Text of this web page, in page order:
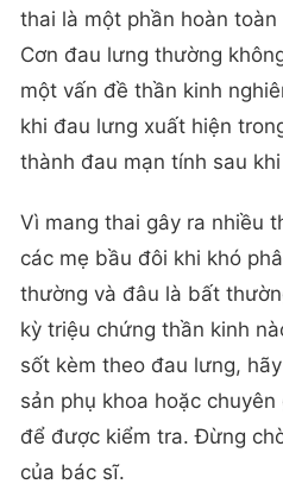
thai là một phần hoàn
Cơn đau lưng thường
một vấn đề thần kinh
khi đau lưng xuất hiện
thành đau mạn tính sau
Vì mang thai gây ra nhiều
các mẹ bầu đôi khi khó
thường và đâu là bất
kỳ triệu chứng thần kinh
sốt kèm theo đau lưng,
sản phụ khoa hoặc
để được kiểm tra. Đừng
của bác sĩ.